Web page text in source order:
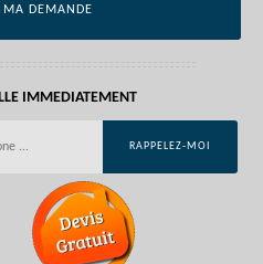
IMMEDIATEMENT